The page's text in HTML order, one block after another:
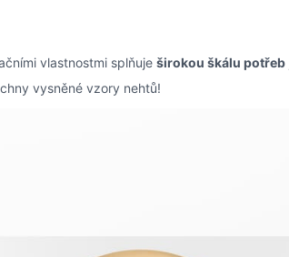
vlastnostmi splňuje širokou škálu potřeb
vysněné vzory nehtů!